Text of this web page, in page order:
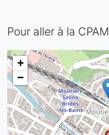
Pour aller à la
+
−